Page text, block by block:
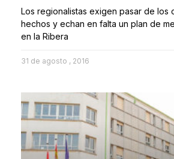
Los regionalistas exigen pasar de los
hechos y echan en falta un plan de
en la Ribera
31 de agosto , 2016